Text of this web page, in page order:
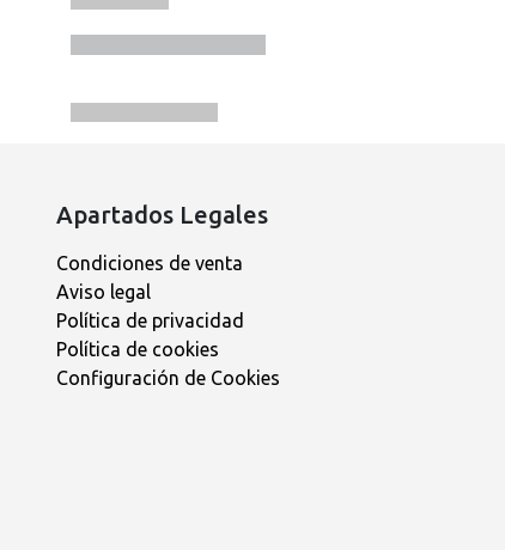
Apartados Legales
Condiciones de venta
Aviso legal
Política de privacidad
Política de cookies
Configuración de Cookies